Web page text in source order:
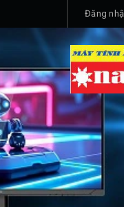
Đăng